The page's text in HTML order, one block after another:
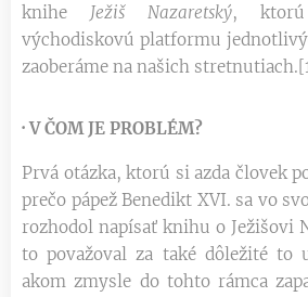
knihe Ježiš Nazaretský, ktorú
východiskovú platformu
zaoberáme na našich
·V ČOM JE PROBLÉM?
Prvá otázka, ktorú si azda človek
prečo pápež Benedikt XVI. sa vo
rozhodol napísať knihu o Ježišovi
to považoval za také dôležité to
akom zmysle do tohto rámca